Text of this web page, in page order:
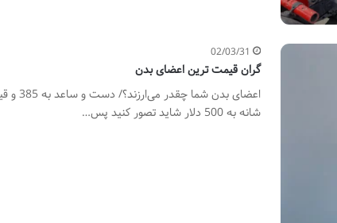
02/03/31
گران قیمت ترین اعضای بدن
اعضای بدن شما چقدر
شانه به 500 دلار شاید تصور کنید پس…